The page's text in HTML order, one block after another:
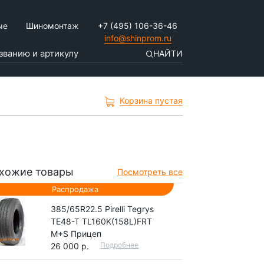
Шиномонтаж
+7 (495) 106-36-46
info@shinprom.ru
НАЙТИ
Корзина пустая
товары Посмотреть все
Распродажа
385/65R22.5 Pirelli Tegrys
TE48-T TL160K(158L)FRT
M+S Прицеп
26 000 р.
Подробнее